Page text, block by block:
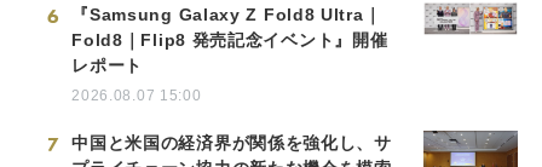
6
『Samsung Galaxy Z Fold8 Ultra｜
Fold8｜Flip8 発売記念イベント』開催
レポート
2026.08.07 15:00
7
中国と米国の経済界が関係を強化し、サ